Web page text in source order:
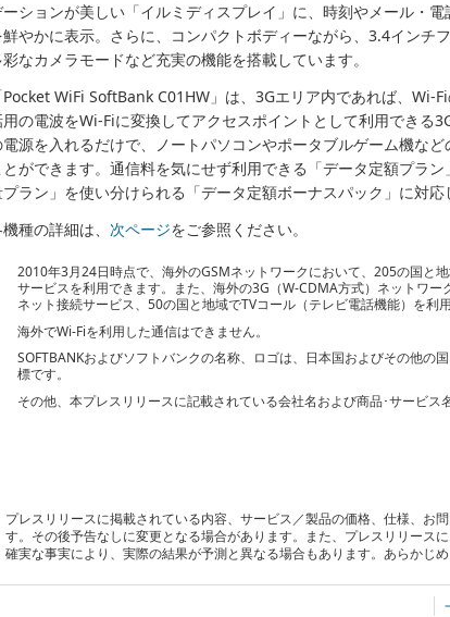
ションが美しい「イルミディスプレイ」に、時刻やメール・
鮮やかに表示。さらに、コンパクトボディーながら、3.4インチ
彩なカメラモードなど充実の機能を搭載しています。
Pocket WiFi SoftBank C01HW」は、3Gエリア内であれば、Wi-
の電波をWi-Fiに変換してアクセスポイントとして利用できる
源を入れるだけで、ノートパソコンやポータブルゲーム機な
とができます。通信料を気にせず利用できる「データ定額プラ
ラン」を使い分けられる「データ定額ボーナスパック」に対応
種の詳細は、 次ページをご参照ください。
2010年3月24日時点で、海外のGSMネットワークにおいて、205の国と
サービスを利用できます。また、海外の3G（W-CDMA方式）ネットワ
ネット接続サービス、50の国と地域でTVコール（テレビ電話機能）を利用
海外でWi-Fiを利用した通信はできません。
SOFTBANKおよびソフトバンクの名称、ロゴは、日本国およびその他の
標です。
その他、本プレスリリースに記載されている会社名および商品･サービス
プレスリリースに掲載されている内容、サービス／製品の価格、仕様、お
す。その後予告なしに変更となる場合があります。また、プレスリリース
確実な事実により、実際の結果が予測と異なる場合もあります。あらかじめ